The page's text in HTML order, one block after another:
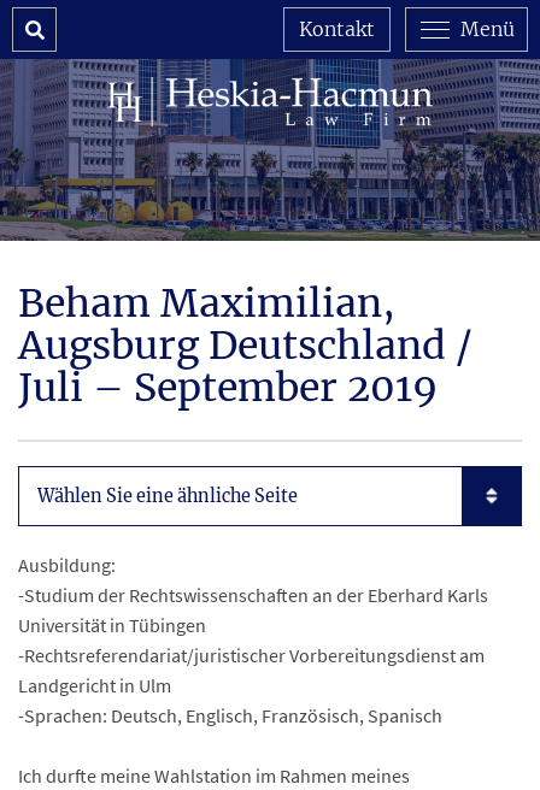
Search Menü
Kontakt
Beham Maximilian,
Augsburg Deutschland /
Juli – September 2019
Ausbildung:
-Studium der Rechtswissenschaften an der Eberhard Karls
Universität in Tübingen
-Rechtsreferendariat/juristischer Vorbereitungsdienst am
Landgericht in Ulm
-Sprachen: Deutsch, Englisch, Französisch, Spanisch
Ich durfte meine Wahlstation im Rahmen meines